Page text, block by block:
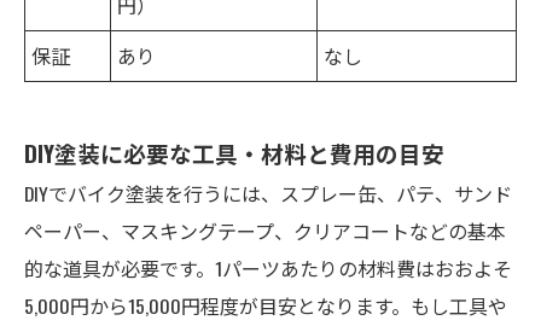
保証 あり なし
DIY塗装に必要な工具・材料と費用の目安
DIYでバイク塗装を行うには、スプレー缶、パテ、サンド
ペーパー、マスキングテープ、クリアコートなどの基本
的な道具が必要です。1パーツあたりの材料費はおおよそ
5,000円から15,000円程度が目安となります。もし工具や